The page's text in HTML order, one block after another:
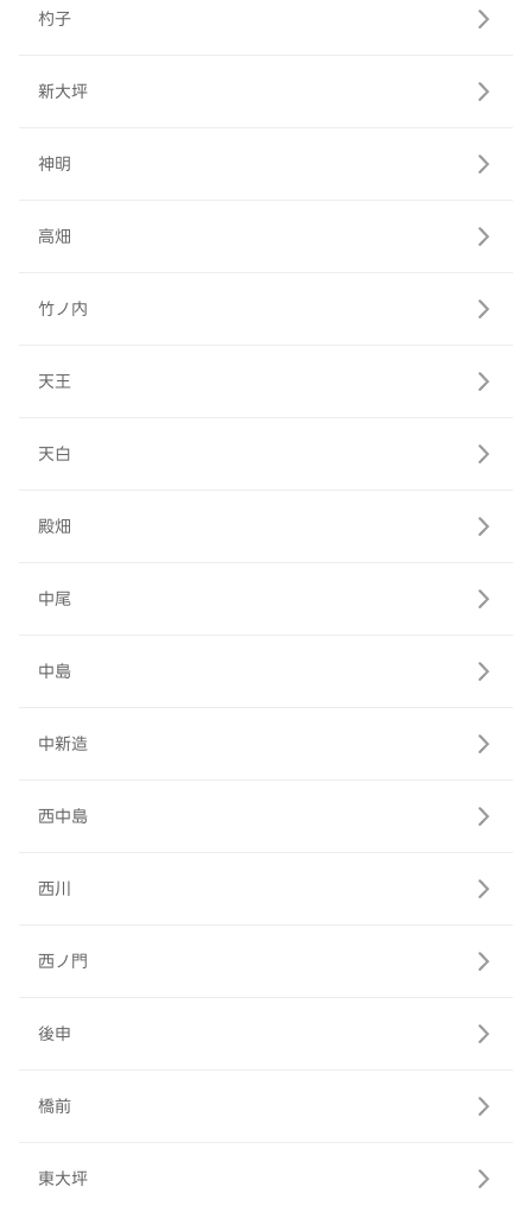
杓子
新大坪
神明
高畑
竹ノ内
天王
天白
殿畑
中尾
中島
中新造
西中島
西川
西ノ門
後申
橋前
東大坪